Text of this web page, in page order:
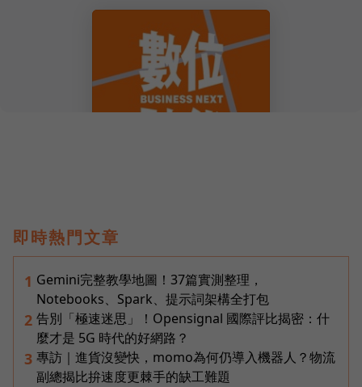
即時熱門文章
1 Gemini完整教學地圖！37篇實測整理，
Notebooks、Spark、提示詞架構全打包
2 告別「極速迷思」！Opensignal 國際評比揭密：什
麼才是 5G 時代的好網路？
3 專訪｜進貨沒變快，momo為何仍導入機器人？物流
副總揭比拚速度更棘手的缺工難題